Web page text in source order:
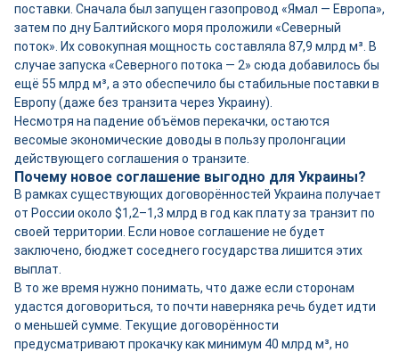
поставки. Сначала был запущен газопровод «Ямал — Европа»,
затем по дну Балтийского моря проложили «Северный
поток». Их совокупная мощность составляла 87,9 млрд м³. В
случае запуска «Северного потока — 2» сюда добавилось бы
ещё 55 млрд м³, а это обеспечило бы стабильные поставки в
Европу (даже без транзита через Украину).
Несмотря на падение объёмов перекачки, остаются
весомые экономические доводы в пользу пролонгации
действующего соглашения о транзите.
Почему новое соглашение выгодно для Украины?
В рамках существующих договорённостей Украина получает
от России около $1,2–1,3 млрд в год как плату за транзит по
своей территории. Если новое соглашение не будет
заключено, бюджет соседнего государства лишится этих
выплат.
В то же время нужно понимать, что даже если сторонам
удастся договориться, то почти наверняка речь будет идти
о меньшей сумме. Текущие договорённости
предусматривают прокачку как минимум 40 млрд м³, но